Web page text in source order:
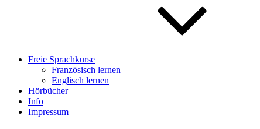
Freie Sprachkurse
Französisch lernen
Englisch lernen
Hörbücher
Info
Impressum